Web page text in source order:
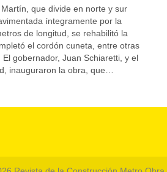
que divide en norte y sur
íntegramente por la
de longitud, se rehabilitó la
el cordón cuneta, entre otras
gobernador, Juan Schiaretti, y el
inauguraron la obra, que…